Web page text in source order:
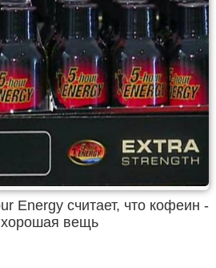
Energy считает, что кофеин -
хорошая вещь